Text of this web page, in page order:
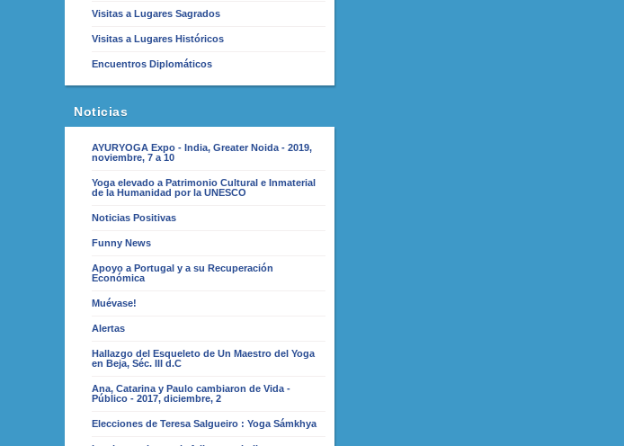
Visitas a Lugares Sagrados
Visitas a Lugares Históricos
Encuentros Diplomáticos
Noticias
AYURYOGA Expo - India, Greater Noida - 2019,
noviembre, 7 a 10
Yoga elevado a Patrimonio Cultural e Inmaterial
de la Humanidad por la UNESCO
Noticias Positivas
Funny News
Apoyo a Portugal y a su Recuperación
Económica
Muévase!
Alertas
Hallazgo del Esqueleto de Un Maestro del Yoga
en Beja, Séc. III d.C
Ana, Catarina y Paulo cambiaron de Vida -
Público - 2017, diciembre, 2
Elecciones de Teresa Salgueiro : Yoga Sámkhya